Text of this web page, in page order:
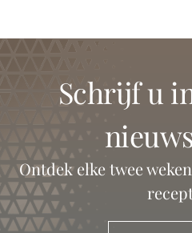
schrijf u in op onze
Ontdek elke twee